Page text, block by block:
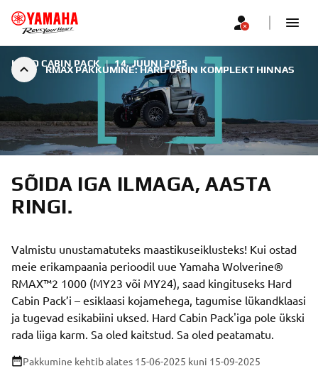
RMAX PAKKUMINE: HARD CABIN KOMPLEKT HINNAS
HARD CABIN PACK | 14. JUUNI 2025
SÕIDA IGA ILMAGA, AASTA
RINGI.
Valmistu unustamatuteks maastikuseiklusteks! Kui ostad
meie erikampaania perioodil uue Yamaha Wolverine®
RMAX™2 1000 (MY23 või MY24), saad kingituseks Hard
Cabin Pack’i – esiklaasi kojamehega, tagumise lükandklaasi
ja tugevad esikabiini uksed. Hard Cabin Pack'iga pole ükski
rada liiga karm. Sa oled kaitstud. Sa oled peatamatu.
Pakkumine kehtib alates 15-06-2025 kuni 15-09-2025